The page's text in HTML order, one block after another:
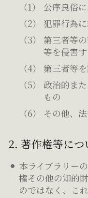
公序良俗
犯罪行為
第三者等
等を侵害
第三者等
政治的ま
もの
その他、
2. 著作権等につ
本ライブラリー
権その他の知的
のではなく、こ